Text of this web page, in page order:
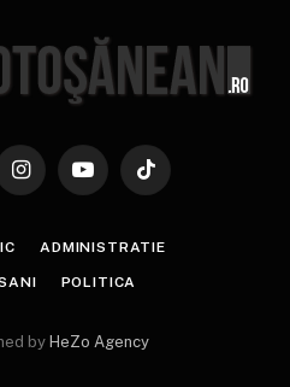
InstagramYouTubeTikTok
ADMINISTRATIE
POLITICA
by HeZo Agency